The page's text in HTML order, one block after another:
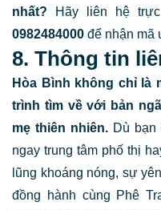
nhất? Hãy liên hệ
0982484000 để nhận mã
8. Thông tin
Hòa Bình không chỉ là
trình tìm về với bản
mẹ thiên nhiên. Dù bạn
ngay trung tâm phố thị
lũng khoáng nóng, sự
đồng hành cùng Phê